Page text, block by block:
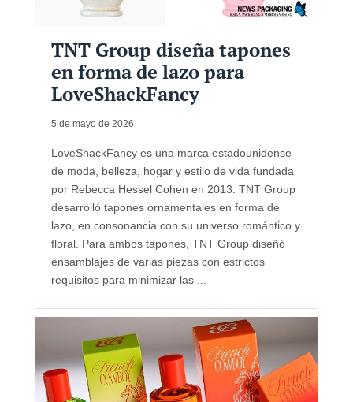
TNT Group diseña tapones
en forma de lazo para
LoveShackFancy
5 de mayo de 2026
LoveShackFancy es una marca estadounidense
de moda, belleza, hogar y estilo de vida fundada
por Rebecca Hessel Cohen en 2013. TNT Group
desarrolló tapones ornamentales en forma de
lazo, en consonancia con su universo romántico y
floral. Para ambos tapones, TNT Group diseñó
ensamblajes de varias piezas con estrictos
requisitos para minimizar las ...